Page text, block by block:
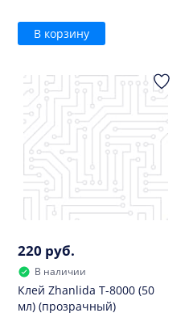
В корзину
220 руб.
В наличии
Клей Zhanlida T-8000 (50
мл) (прозрачный)